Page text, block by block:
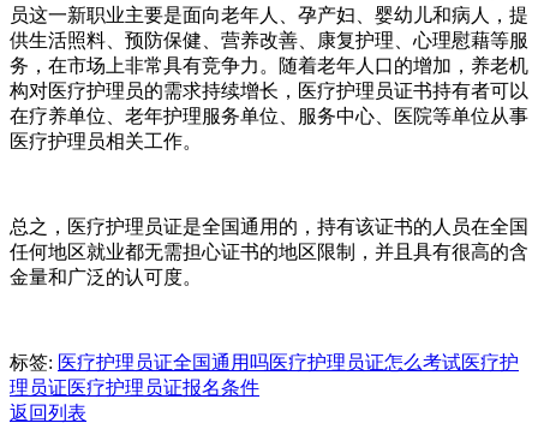
员这一新职业主要是面向老年人、孕产妇、婴幼儿和病人，提
供生活照料、预防保健、营养改善、康复护理、心理慰藉等服
务，在市场上非常具有竞争力。随着老年人口的增加，养老机
构对医疗护理员的需求持续增长，医疗护理员证书持有者可以
在疗养单位、老年护理服务单位、服务中心、医院等单位从事
医疗护理员相关工作。
总之，医疗护理员证是全国通用的，持有该证书的人员在全国
任何地区就业都无需担心证书的地区限制，并且具有很高的含
金量和广泛的认可度。
标签: 医疗护理员证全国通用吗医疗护理员证怎么考试医疗护
理员证医疗护理员证报名条件
返回列表